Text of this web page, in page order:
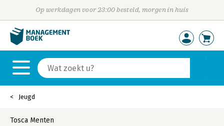
Op werkdagen voor 23:00 besteld, morgen in huis
Jeugd
Tosca Menten